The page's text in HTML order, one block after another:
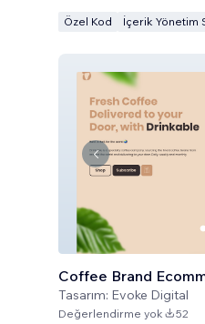
Özel Kod İçerik Yönetim
Coffee Brand
Tasarım: Evoke Digital
Değerlendirme yok 52